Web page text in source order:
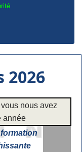
2026
nous avez
année